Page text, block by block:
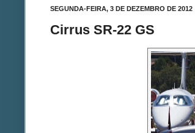
SEGUNDA-FEIRA, 3 DE DEZEMBRO DE 2012
Cirrus SR-22 GS